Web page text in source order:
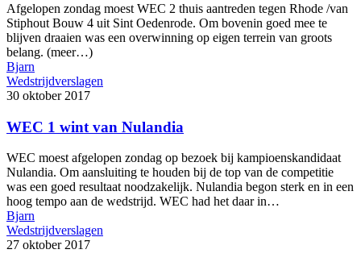
Afgelopen zondag moest WEC 2 thuis aantreden tegen Rhode /van
Stiphout Bouw 4 uit Sint Oedenrode. Om bovenin goed mee te
blijven draaien was een overwinning op eigen terrein van groots
belang. (meer…)
Bjarn
Wedstrijdverslagen
30 oktober 2017
WEC 1 wint van Nulandia
WEC moest afgelopen zondag op bezoek bij kampioenskandidaat
Nulandia. Om aansluiting te houden bij de top van de competitie
was een goed resultaat noodzakelijk. Nulandia begon sterk en in een
hoog tempo aan de wedstrijd. WEC had het daar in…
Bjarn
Wedstrijdverslagen
27 oktober 2017